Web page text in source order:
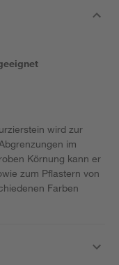
wird zur
im
Körnung kann er
zum Pflastern von
Farben